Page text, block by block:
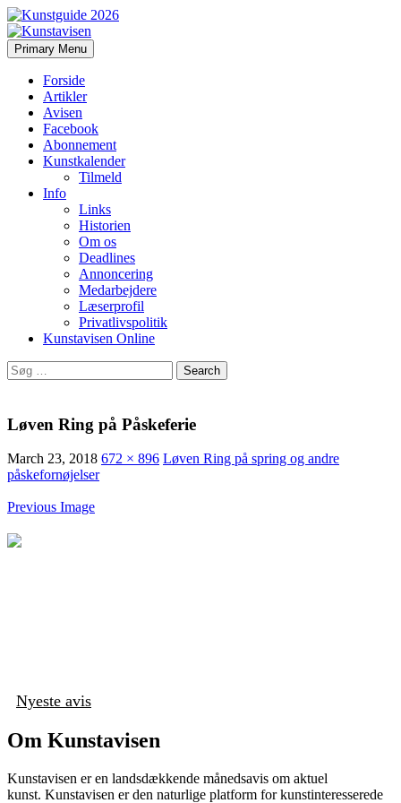
Kunstavisen
Search
Primary Menu Skip
to
Forside
Artikler
Avisen
Facebook
Abonnement
Kunstkalender
Tilmeld
Info
Links
Historien
Om os
Deadlines
Annoncering
Medarbejdere
Læserprofil
Privatlivspolitik
Kunstavisen Online
Search
for:
Løven Ring på Påskeferie
March 23, 2018 672 × 896 Løven Ring på spring og andre
påskefornøjelser
Previous Image
Nyeste avis
Om Kunstavisen
Kunstavisen er en landsdækkende månedsavis om aktuel
kunst. Kunstavisen er den naturlige platform for kunstinteresserede